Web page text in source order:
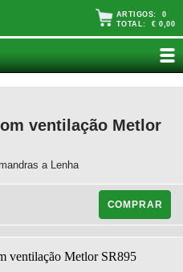
ARTIGOS: 0
TOTAL: € 0,00
ventilação Metlor
a Lenha
COMPRAR